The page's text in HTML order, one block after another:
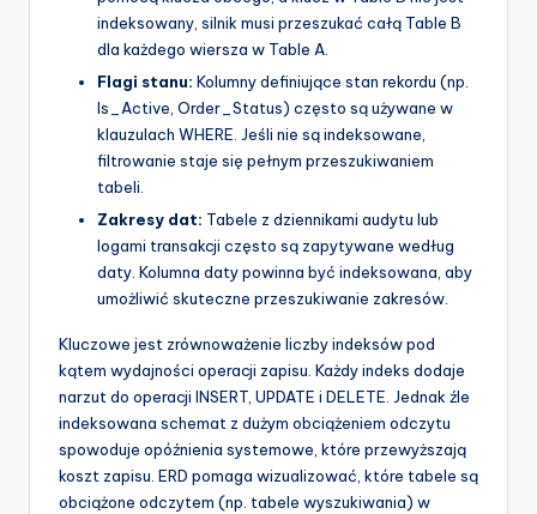
indeksowany, silnik musi przeszukać całą Table B
dla każdego wiersza w Table A.
Flagi stanu: Kolumny definiujące stan rekordu (np.
Is_Active, Order_Status) często są używane w
klauzulach WHERE. Jeśli nie są indeksowane,
filtrowanie staje się pełnym przeszukiwaniem
tabeli.
Zakresy dat: Tabele z dziennikami audytu lub
logami transakcji często są zapytywane według
daty. Kolumna daty powinna być indeksowana, aby
umożliwić skuteczne przeszukiwanie zakresów.
Kluczowe jest zrównoważenie liczby indeksów pod
kątem wydajności operacji zapisu. Każdy indeks dodaje
narzut do operacji INSERT, UPDATE i DELETE. Jednak źle
indeksowana schemat z dużym obciążeniem odczytu
spowoduje opóźnienia systemowe, które przewyższają
koszt zapisu. ERD pomaga wizualizować, które tabele są
obciążone odczytem (np. tabele wyszukiwania) w